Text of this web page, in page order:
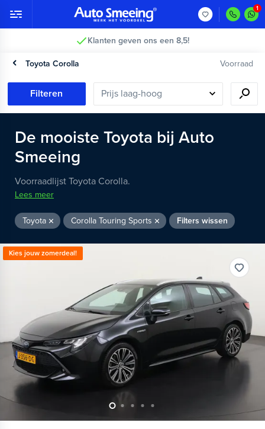
Klanten geven ons een 8,5!
Toyota Corolla Voorraad
Filteren
De mooiste Toyota bij Auto
Smeeing
Voorraadlijst Toyota Corolla.
Lees meer
Toyota Corolla Touring Sports Filters wissen
Kies jouw zomerdeal!